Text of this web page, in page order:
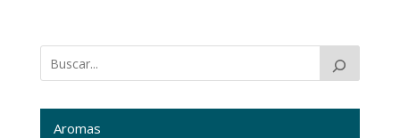
Aromas